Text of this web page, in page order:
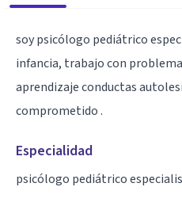
soy psicólogo pediátrico
infancia, trabajo con
aprendizaje conductas
comprometido .
Especialidad
psicólogo pediátrico